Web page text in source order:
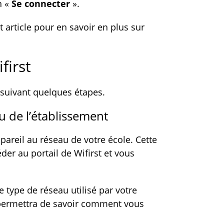
« Se connecter ».
article pour en savoir en plus sur
quelques étapes.
de l’établissement
au réseau de votre école. Cette
au portail de Wifirst et vous
type de réseau utilisé par votre
de savoir comment vous